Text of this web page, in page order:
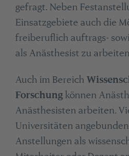
gefragt. Neben
Einsatzgebiete auch die
freiberuflich auftrags-
als Anästhesist zu
Auch im Bereich
Forschungkönnen
Anästhesisten arbeiten.
Universitäten
Anstellungen als